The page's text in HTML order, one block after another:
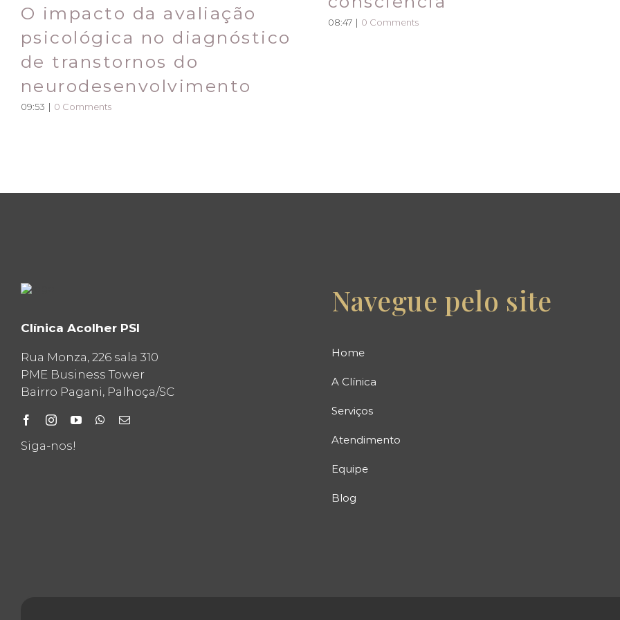
O impacto da avaliação
psicológica no diagnóstico
de transtornos do
neurodesenvolvimento
09:53 | 0 Comments
08:47 | 0 Comments
Clínica Acolher PSI
Rua Monza, 226 sala 310
PME Business Tower
Bairro Pagani, Palhoça/SC
Siga-nos!
Navegue pelo site
Home
A Clínica
Serviços
Atendimento
Equipe
Blog